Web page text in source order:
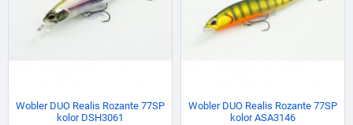
Wobler DUO Realis Rozante 77SP
kolor DSH3061
Wobler DUO Realis Rozante 77SP
kolor ASA3146